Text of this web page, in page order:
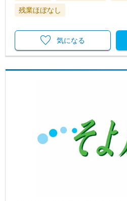
残業ほぼなし
気になる